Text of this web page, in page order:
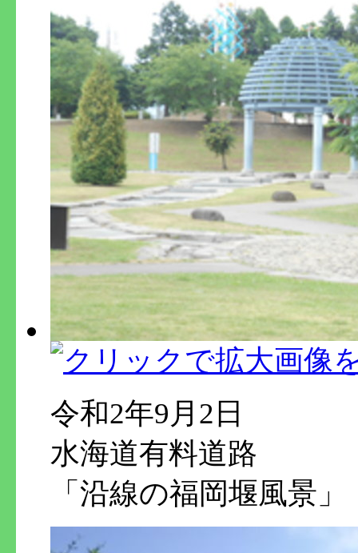
令和2年9月2日
水海道有料道路
「沿線の福岡堰風景」